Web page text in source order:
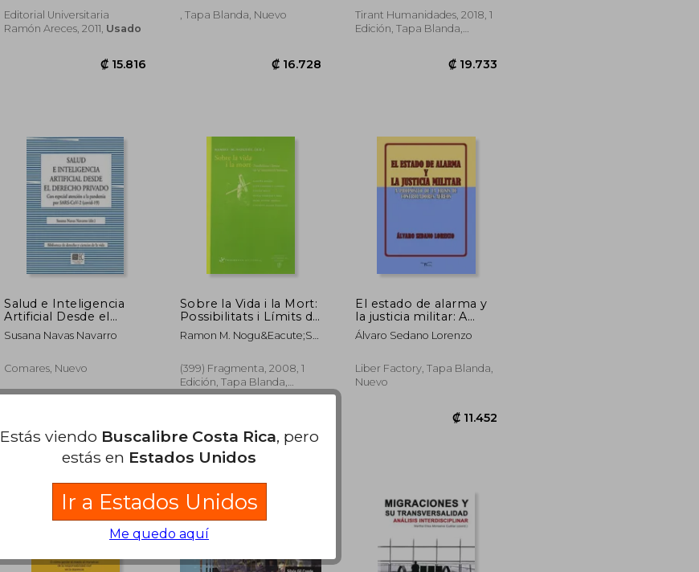
Editorial Universitaria
Ramón Areces, 2011, Usado
, Tapa Blanda, Nuevo
Enfoque
Tirant Humanidades, 2018, 1
Edición, Tapa Blanda,
Salud e Inteligencia
Artificial Desde el
Derecho Privado
Susana Navas Navarro
Comares, Nuevo
Sobre la Vida i la Mort:
Possibilitats i Límits de
la Intervenció Humana
(Assaig) (en Catalán)
Ramon M. Nogu&Eacute;S
(399) Fragmenta, 2008, 1
Edición, Tapa Blanda,
Nuevo
El estado de alarma y
la justicia militar: A
propósito de la crisis
de los controladores
Álvaro Sedano Lorenzo
Liber Factory, Tapa Blanda,
Nuevo
Estás viendo Buscalibre Costa Rica, pero
estás en Estados Unidos
Ir a Estados Unidos
Me quedo aquí